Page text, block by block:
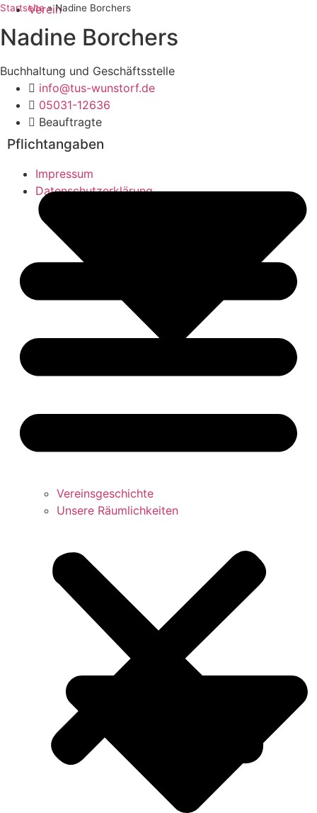
Verein
Vereinsgeschichte
Unsere Räumlichkeiten
Startseite»Nadine Borchers
Nadine Borchers
Buchhaltung und Geschäftsstelle
info@tus-wunstorf.de
05031-12636
Beauftragte
Pflichtangaben
Impressum
Datenschutzerklärung